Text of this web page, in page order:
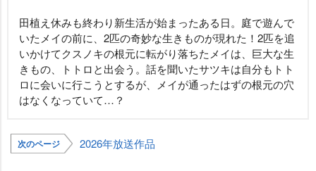
田植え休みも終わり新生活が始まったある日。庭で遊んで
いたメイの前に、2匹の奇妙な生きものが現れた！2匹を追
いかけてクスノキの根元に転がり落ちたメイは、巨大な生
きもの、トトロと出会う。話を聞いたサツキは自分もトト
ロに会いに行こうとするが、メイが通ったはずの根元の穴
はなくなっていて…？
次のページ 2026年放送作品